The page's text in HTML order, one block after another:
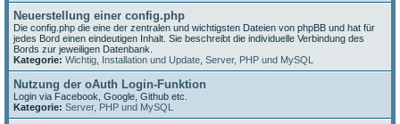
Neuerstellung einer config.php
Die config.php die eine der zentralen und wichtigsten Dateien von phpBB und hat für
jedes Bord einen eindeutigen Inhalt. Sie beschreibt die individuelle Verbindung des
Bords zur jeweiligen Datenbank.
Kategorie: Wichtig Installation und Update Server, PHP und MySQL
Nutzung der oAuth Login-Funktion
Login via Facebook, Google, Github etc.
Kategorie: Server, PHP und MySQL